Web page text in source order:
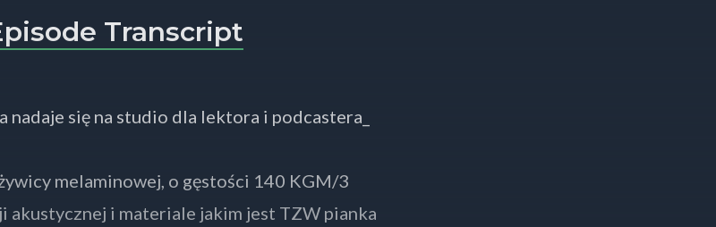
Transcript
nadaje się na studio dla lektora i podcastera_
melaminowej, o gęstości 140 KGM/3
akustycznej i materiale jakim jest TZW pianka